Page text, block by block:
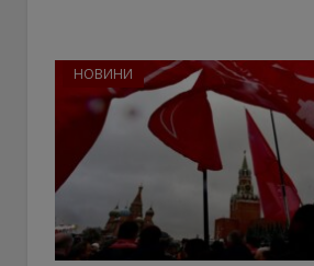
НОВИНИ